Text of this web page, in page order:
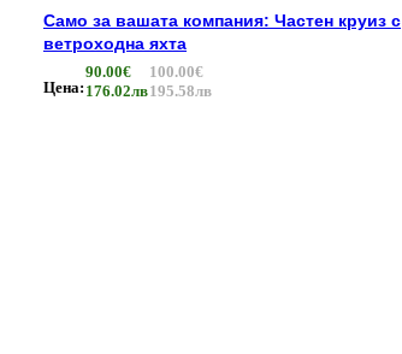
Само за вашата компания: Частен круиз с
ветроходна яхта
Цена:
90.00€
176.02лв
100.00€
195.58лв